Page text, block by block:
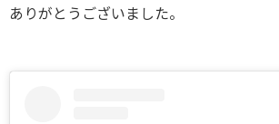
ありがとうございました。